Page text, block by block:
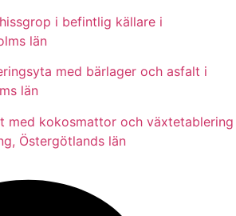
i befintlig källare i
län
med bärlager och asfalt i
län
med kokosmattor och växtetablering
Östergötlands län